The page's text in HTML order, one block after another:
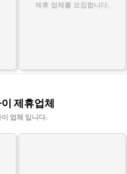
제휴 업체를 모집합니다.
제휴업체
이 업체 입니다.